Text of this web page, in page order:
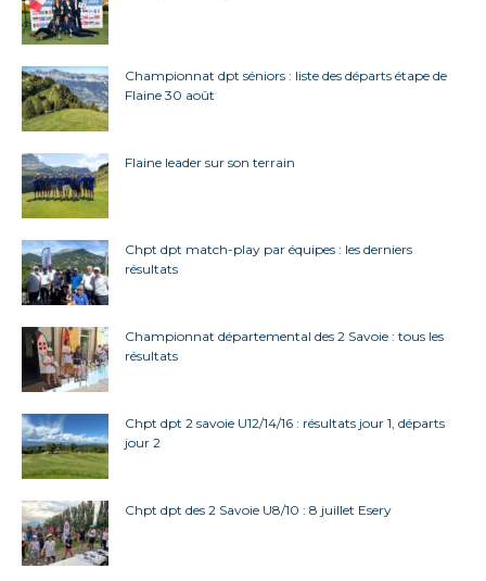
Championnat dpt séniors : liste des départs étape de
Flaine 30 août
Flaine leader sur son terrain
Chpt dpt match-play par équipes : les derniers
résultats
Championnat départemental des 2 Savoie : tous les
résultats
Chpt dpt 2 savoie U12/14/16 : résultats jour 1, départs
jour 2
Chpt dpt des 2 Savoie U8/10 : 8 juillet Esery